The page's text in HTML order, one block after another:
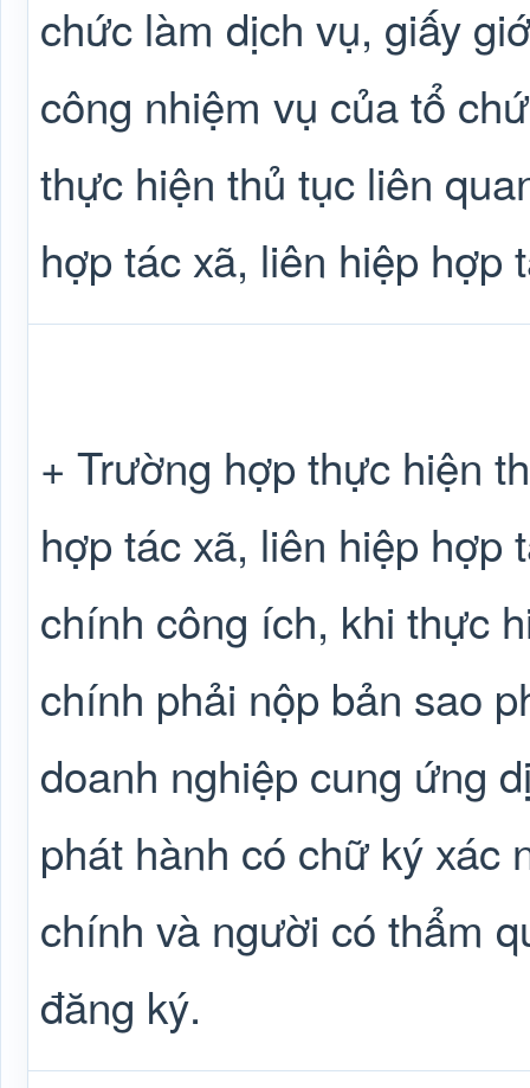
chức làm dịch vụ, giấy
công nhiệm vụ của tổ
thực hiện thủ tục liên
hợp tác xã, liên hiệp hợp
+ Trường hợp thực hiện
hợp tác xã, liên hiệp hợp
chính công ích, khi thực
chính phải nộp bản sao
doanh nghiệp cung ứng
phát hành có chữ ký xác
chính và người có thẩm
đăng ký.